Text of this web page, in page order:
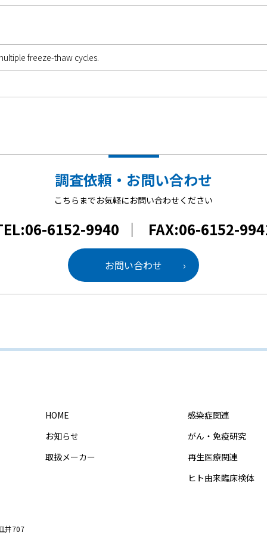
freeze-thaw cycles.
調査依頼・お問い合わせ
こちらまでお気軽にお問い合わせください
6152-9940 ｜ FAX:06-6152-
お問い合わせ ›
井707
HOME
お知らせ
取扱メーカー
感染症関連
がん・免疫研究
再生医療関連
ヒト由来臨床検体